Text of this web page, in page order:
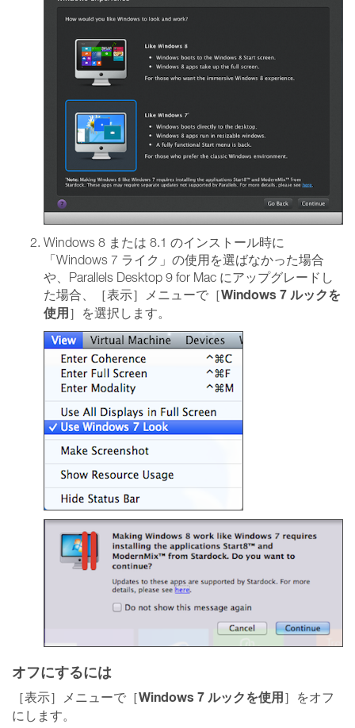
Windows 8 または 8.1 のインストール時に
「Windows 7 ライク」の使用を選ばなかった場合
や、Parallels Desktop 9 for Mac にアップグレードし
た場合、［表示］メニューで［Windows 7 ルックを
使用］を選択します。
オフにするには
［表示］メニューで［Windows 7 ルックを使用］をオフ
にします。